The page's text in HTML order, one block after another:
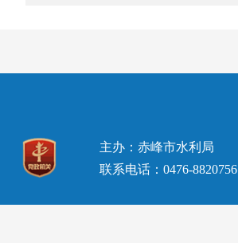
主办：赤峰市水利局
联系电话：0476-8820756